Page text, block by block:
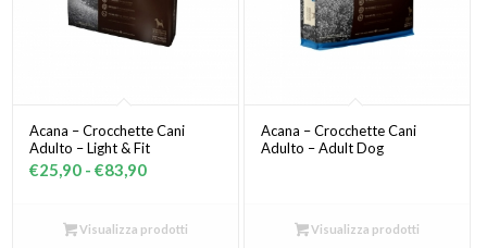
Acana – Crocchette Cani
Adulto – Light & Fit
€25,90 - €83,90Fascia
prezzo:
Visualizza prodotti
Acana – Crocchette Cani
Adulto – Adult Dog
Visualizza prodotti